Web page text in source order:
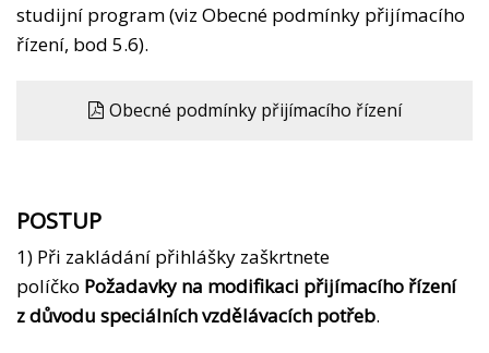
studijní program (viz Obecné podmínky přijímacího
řízení, bod 5.6).
Obecné podmínky přijímacího řízení
POSTUP
1) Při zakládání přihlášky zaškrtnete
políčko Požadavky na modifikaci přijímacího řízení
z důvodu speciálních vzdělávacích potřeb.